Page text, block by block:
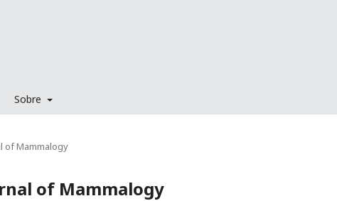
Sobre
of Mammalogy
of Mammalogy